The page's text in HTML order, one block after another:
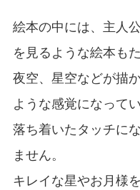
絵本の中には、主人
を見るような絵本も
夜空、星空などが描
ような感覚になって
落ち着いたタッチに
ません。
キレイな星やお月様